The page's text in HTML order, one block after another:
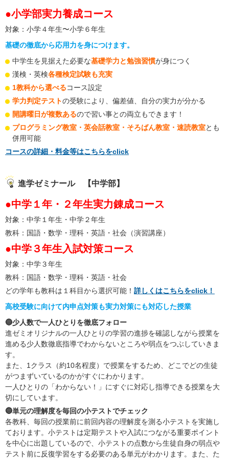
●小学部実力養成コース
対象：小学４年生〜小学６年生
基礎の徹底から応用力を身につけます。
中学生を見据えた必要な基礎学力と勉強習慣が身につく
漢検・英検各種検定試験も充実
1教科から選べるコース設定
学力判定テストの受験により、偏差値、自分の実力が分かる
開講曜日が複数あるので習い事との両立もできます！
プログラミング教室・英会話教室・そろばん教室・速読教室とも
併用可能
コースの詳細・料金等はこちらをclick
進学ゼミナール 【中学部】
●中学１年・２年生実力錬成コース
対象：中学１年生・中学２年生
教科：国語・数学・理科・英語・社会（演習講座）
●中学３年生入試対策コース
対象：中学３年生
教科：国語・数学・理科・英語・社会
どの学年も教科は１科目から選択可能！ 詳しくはこちらをclick！
高校受験に向けて内申点対策も実力対策にも対応した授業
🔵少人数で一人ひとりを徹底フォロー
進ゼミオリジナルの一人ひとりの学習の進捗を確認しながら授業を
進める少人数徹底指導でわからないところや弱点をつぶしていきま
す。
また、1クラス（約10名程度）で授業をするため、どこでどの生徒
がつまずいているのかがすぐにわかります。
一人ひとりの「わからない！」にすぐに対応し指導できる授業を大
切にしています。
🔵単元の理解度を毎回の小テストでチェック
各教科、毎回の授業前に前回内容の理解度を測る小テストを実施し
ております。小テストは定期テストや入試につながる重要ポイント
を中心に出題しているので、小テストの点数から生徒自身の弱点や
テスト前に反復学習をする必要のある単元がわかります。また、た